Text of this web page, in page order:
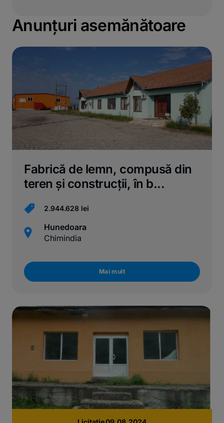
Anunțuri asemănătoare
Fabrică de lemn, compusă din
teren și construcții, în b...
2.944.628 lei
Hunedoara
Chimindia
Mai mult